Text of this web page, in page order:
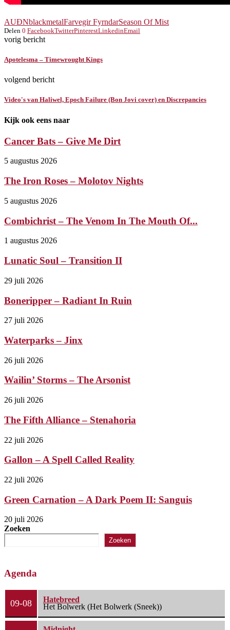
AUÐNblackmetalFarvegir FyrndarSeason Of Mist
Delen 0 FacebookTwitterPinterestLinkedinEmail
vorig bericht
Apotelesma – Timewrought Kings
volgend bericht
Video's van Haliwel, Epoch Failure (Bon Jovi cover) en Discrepancies
Kijk ook eens naar
Cancer Bats – Give Me Dirt
5 augustus 2026
The Iron Roses – Molotov Nights
5 augustus 2026
Combichrist – The Venom In The Mouth Of...
1 augustus 2026
Lunatic Soul – Transition II
29 juli 2026
Boneripper – Radiant In Ruin
27 juli 2026
Waterparks – Jinx
26 juli 2026
Wailin’ Storms – The Arsonist
26 juli 2026
The Fifth Alliance – Stenahoria
22 juli 2026
Gallon – A Spell Called Reality
22 juli 2026
Green Carnation – A Dark Poem II: Sanguis
20 juli 2026
Zoeken
Zoeken
Agenda
09-08
Hatebreed
Het Bolwerk (Het Bolwerk (Sneek))